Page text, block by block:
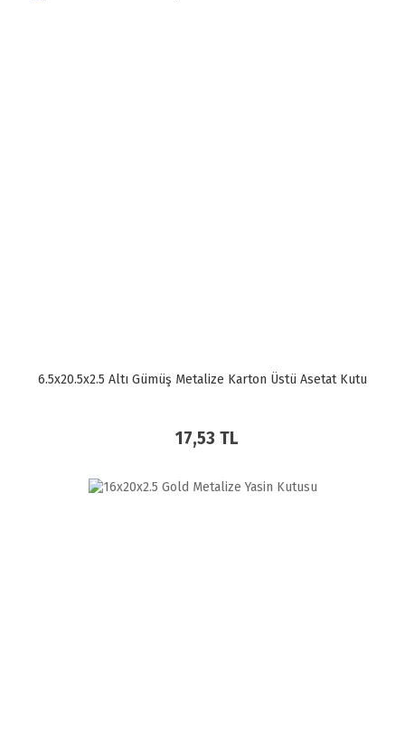
6.5x20.5x2.5 Altı Gümüş Metalize Karton Üstü Asetat Kutu
17,53 TL